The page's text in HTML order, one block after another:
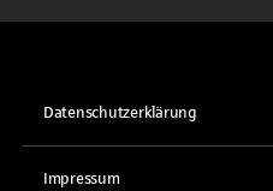
Datenschutzerklärung
Impressum